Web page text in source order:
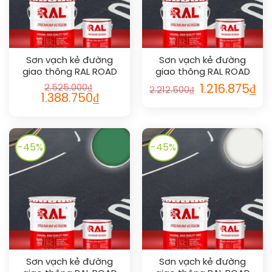
Sơn vạch kẻ đường
giao thông RAL ROAD
LINE 4006
2.525.000₫
Giá
gốc
1.388.750₫Giá
hiện
1.388.750₫.
Sơn vạch kẻ đường
giao thông RAL ROAD
LINE 5017
2.212.500₫
Giá
gốc
1.216.875₫Giá
hiện
-45%
Sơn vạch kẻ đường
-45%
Sơn vạch kẻ đường